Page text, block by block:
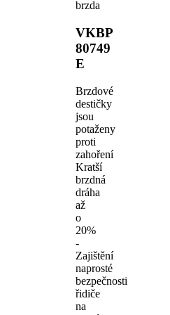
brzda
VKBP
80749
E
Brzdové
destičky
jsou
potaženy
proti
zahoření
Kratší
brzdná
dráha
až
o
20%
-
Zajištění
naprosté
bezpečnosti
řidiče
na